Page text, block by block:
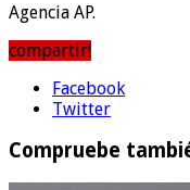
Agencia AP.
compartir!
Facebook
Twitter
Compruebe